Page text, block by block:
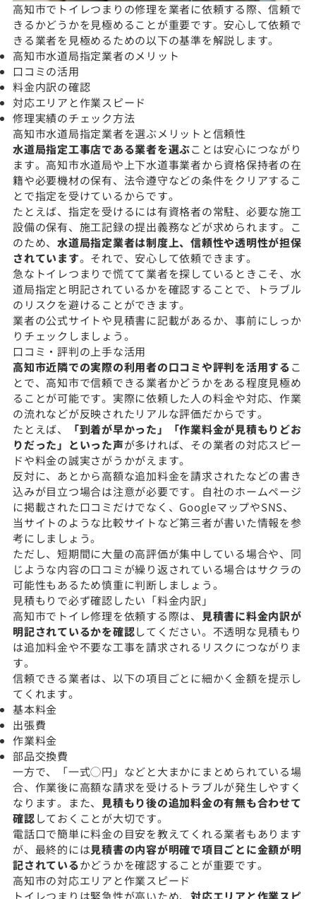
高知市でトイレつまりの修理を業者に依頼する際、信頼で
きるかどうかを見極めることが重要です。安心して依頼で
きる業者を見極めるための以下の基準を解説します。
高知市水道局指定業者のメリット
口コミの活用
料金内訳の確認
対応エリアと作業スピード
修理実績のチェック方法
高知市水道局指定業者を選ぶメリットと信頼性
水道局指定工事店である業者を選ぶことは安心につながり
ます。高知市水道局や上下水道事業者から資格保持者の在
籍や必要機材の保有、法令遵守などの条件をクリアするこ
とで指定を受けているからです。
たとえば、指定を受けるには有資格者の常駐、必要な施工
設備の保有、施工記録の提出義務などが求められます。こ
のため、 水道局指定業者は制度上、信頼性や透明性が担保
されています。それで、安心して依頼できます。
急なトイレつまりで慌てて業者を探しているときこそ、水
道局指定と明記されているかを確認することで、トラブル
のリスクを避けることができます。
業者の公式サイトや見積書に記載があるか、事前にしっか
りチェックしましょう。
口コミ・評判の上手な活用
高知市近隣での実際の利用者の口コミや評判を活用するこ
とで、高知市で信頼できる業者かどうかをある程度見極め
ることが可能です。実際に依頼した人の料金や対応、作業
の流れなどが反映されたリアルな評価だからです。
たとえば、
「到着が早かった」「作業料金が見積もりどお
りだった」といった声が多ければ、その業者の対応スピー
ドや料金の誠実さがうかがえます。
反対に、あとから高額な追加料金を請求されたなどの書き
込みが目立つ場合は注意が必要です。自社のホームページ
に掲載された口コミだけでなく、GoogleマップやSNS、
当サイトのような比較サイトなど第三者が書いた情報を参
考にしましょう。
ただし、短期間に大量の高評価が集中している場合や、同
じような内容の口コミが繰り返されている場合はサクラの
可能性もあるため慎重に判断しましょう。
見積もりで必ず確認したい「料金内訳」
高知市でトイレ修理を依頼する際は、
見積書に料金内訳が
明記されているかを確認してください。不透明な見積もり
は追加料金や不要な工事を請求されるリスクにつながりま
す。
信頼できる業者は、以下の項目ごとに細かく金額を提示し
てくれます。
基本料金
出張費
作業料金
部品交換費
一方で、「一式◯円」などと大まかにまとめられている場
合、作業後に高額な請求を受けるトラブルが発生しやすく
なります。また、 見積もり後の追加料金の有無も合わせて
確認しておくことが大切です。
電話口で簡単に料金の目安を教えてくれる業者もあります
が、最終的には見積書の内容が明確で項目ごとに金額が明
記されているかどうかを確認することが重要です。
高知市の対応エリアと作業スピード
トイレつまりは緊急性が高いため、 対応エリアと作業スピ